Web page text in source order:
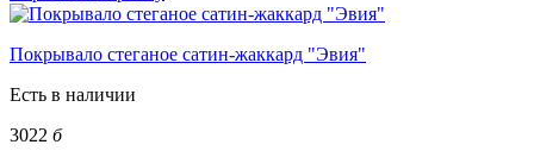
Покрывало стеганое сатин-жаккард "Эвия"
Есть в наличии
3022 б